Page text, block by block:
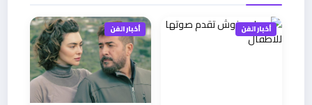
أخبار الفن أخبار الفن